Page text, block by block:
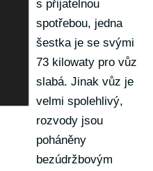
s přijatelnou
spotřebou, jedna
šestka je se svými
73 kilowaty pro vůz
slabá. Jinak vůz je
velmi spolehlivý,
rozvody jsou
poháněny
bezúdržbovým